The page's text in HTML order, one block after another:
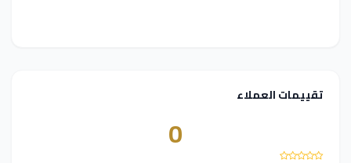
تقييمات العملاء
0